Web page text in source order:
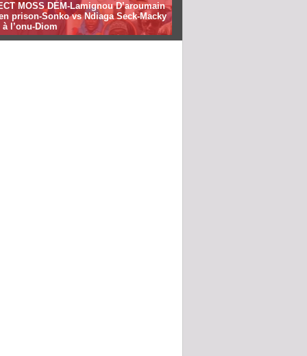
MOSS DEM-Lamignou D’aroumain
prison-Sonko vs Ndiaga Seck-Macky
l’onu-Diom